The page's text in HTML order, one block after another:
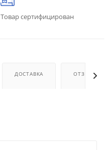
Товар сертифицирован
ДОСТАВКА ОТЗЫВЫ